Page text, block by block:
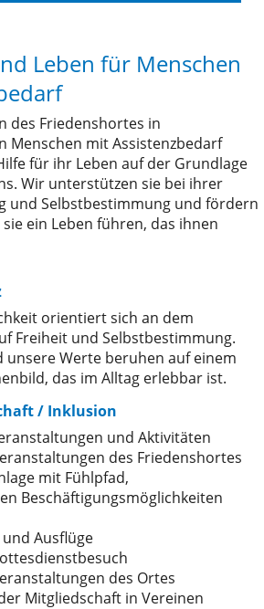
Leben für Menschen
des Friedenshortes in
Menschen mit Assistenzbedarf
für ihr Leben auf der Grundlage
Wir unterstützen sie bei ihrer
und Selbstbestimmung und fördern
ein Leben führen, das ihnen
orientiert sich an dem
Freiheit und Selbstbestimmung.
unsere Werte beruhen auf einem
das im Alltag erlebbar ist.
/ Inklusion
und Aktivitäten
des Friedenshortes
mit Fühlpfad,
Beschäftigungsmöglichkeiten
Ausflüge
des Ortes
Mitgliedschaft in Vereinen